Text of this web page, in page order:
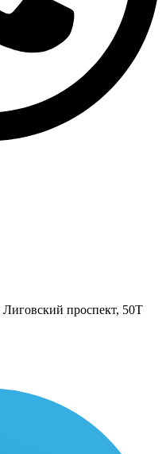
Лиговский проспект, 50Т